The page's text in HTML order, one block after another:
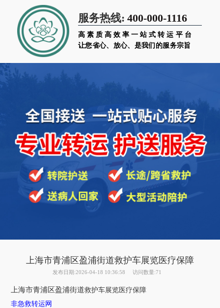
服务热线: 400-000-1116
高素质高效率一站式转运平台
让您省心、放心、是我们的服务宗旨
上海市青浦区盈浦街道救护车展览医疗保障
发布日期:2026-04-18 10:36:58 访问数量:71
上海市青浦区盈浦街道救护车展览医疗保障
非急救转运网